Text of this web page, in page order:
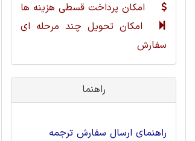
امکان پرداخت قسطی هزینه ها
امکان تحویل چند مرحله ای
سفارش
راهنما
راهنمای ارسال سفارش ترجمه